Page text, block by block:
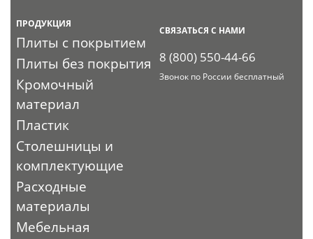
ПРОДУКЦИЯ
Плиты с покрытием
Плиты без покрытия
Кромочный
материал
Пластик
Столешницы и
комплектующие
Расходные
материалы
Мебельная
СВЯЗАТЬСЯ С НАМИ
8 (800) 550-44-66
Звонок по России бесплатный